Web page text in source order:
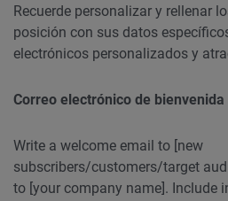
Recuerde personalizar y rellenar
posición con sus datos
electrónicos personalizados y
Correo electrónico de bienvenida
Write a welcome email to [new
subscribers/customers/target
to [your company name]. Include